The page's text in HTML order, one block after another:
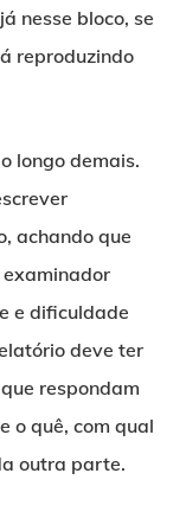
nesse bloco, se
reproduzindo
longo demais.
achando que
e dificuldade
deve ter
respondam
o quê, com qual
outra parte.